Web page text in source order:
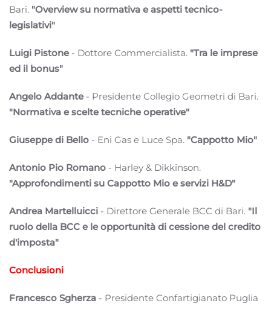
Bari. "Overview su normativa e aspetti tecnico-
legislativi"
Luigi Pistone - Dottore Commercialista. "Tra le imprese
ed il bonus"
Angelo Addante - Presidente Collegio Geometri di Bari.
"Normativa e scelte tecniche operative"
Giuseppe di Bello - Eni Gas e Luce Spa. "Cappotto Mio"
Antonio Pio Romano - Harley & Dikkinson.
"Approfondimenti su Cappotto Mio e servizi H&D"
Andrea Martelluicci - Direttore Generale BCC di Bari. "Il
ruolo della BCC e le opportunità di cessione del credito
d'imposta"
Conclusioni
Francesco Sgherza - Presidente Confartigianato Puglia